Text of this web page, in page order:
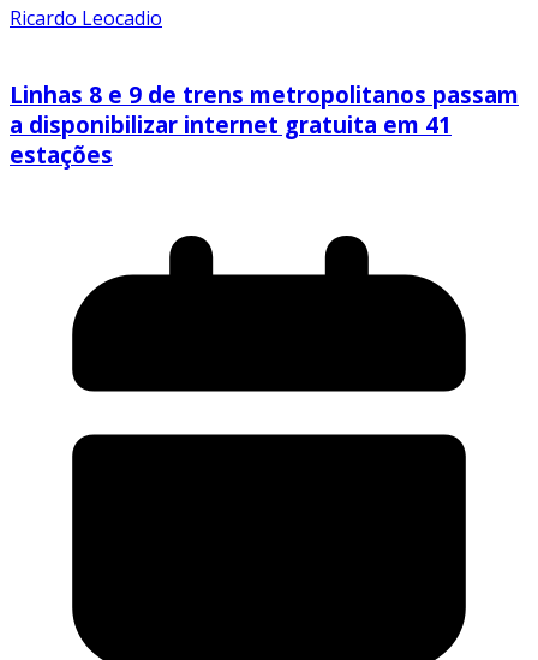
Ricardo Leocadio
Linhas 8 e 9 de trens metropolitanos passam
a disponibilizar internet gratuita em 41
estações